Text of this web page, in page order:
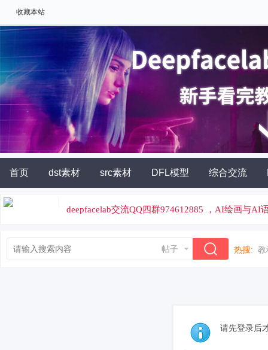
收藏本站
首页 dst素材 src素材 DFL模型 综合交流
AI角色扮演
deepfacelab交流QQ四群974612885 ，AI绘画与AI
帖子
热搜: 教
请先登录后